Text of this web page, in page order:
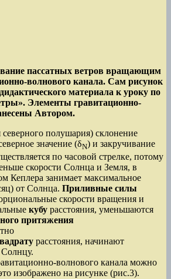
пассатных ветров вращающим
волнового канала. Сам рисунок
материала к уроку по
Элементы гравитационно-
Автором.
полушария) склонение
значение (δN) и закручивание
по часовой стрелке, потому
скорости Солнца и Земля, в
Кеплера занимает максимальное
от Солнца. Приливные силы
скорости вращения и
кубу расстояния, уменьшаются
притяжения
расстояния, начинают
волнового канала можно
изображено на рисунке (рис.3).